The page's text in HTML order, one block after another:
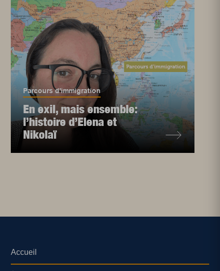
Parcours d'immigration
En exil, mais ensemble:
l’histoire d’Elena et
Nikolaï
Accueil